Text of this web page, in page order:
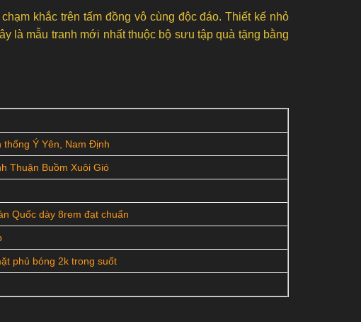
khắc trên tấm đồng vô cùng độc đáo. Thiết kế nhỏ
là mẫu tranh mới nhất thuộc bộ sưu tập quà tặng bằng
thống Ý Yên, Nam Định
Thuận Buồm Xuôi Gió
Quốc dày 8rem đạt chuẩn
phủ bóng 2k trong suốt